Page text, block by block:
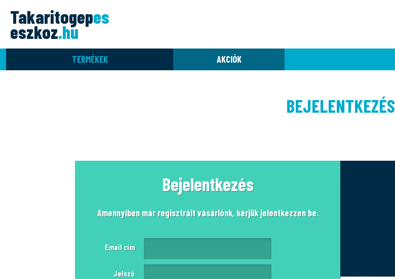
Takaritogepes
eszkoz.hu
TERMÉKEK AKCIÓK
BEJELENTKEZÉS
Bejelentkezés
Amennyiben már regisztrált vásárlónk, kérjük jelentkezzen be.
Email cím
Jelszó